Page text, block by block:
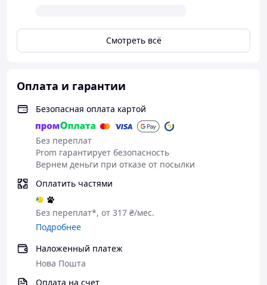
Смотреть всё
Оплата и гарантии
Безопасная оплата картой
Без переплат
Prom гарантирует безопасность
Вернем деньги при отказе от посылки
Оплатить частями
Без переплат*, от 317 ₴/мес.
Подробнее
Наложенный платеж
Нова Пошта
Оплата на счет